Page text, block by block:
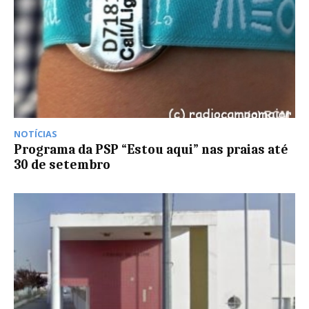
NOTÍCIAS
Programa da PSP “Estou aqui” nas praias até
30 de setembro